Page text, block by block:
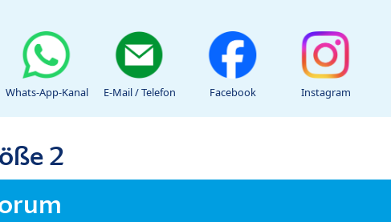
Whats-App-Kanal E-Mail / Telefon Facebook Instagram
2